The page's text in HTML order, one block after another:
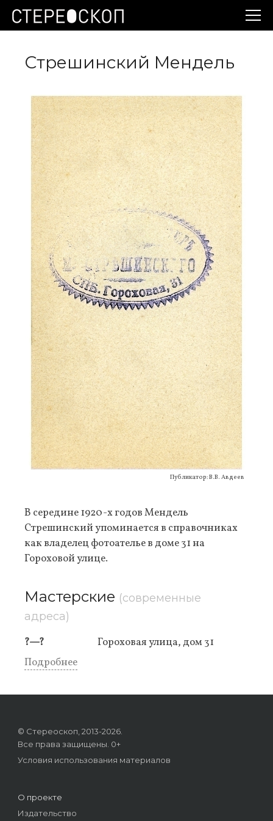
Стрешинский Мендель
Публикатор: В.В. Авдеев
В середине 1920-х годов Мендель
Стрешинский упоминается в справочниках
как владелец фотоателье в доме 31 на
Гороховой улице.
Мастерские (современные
адреса)
?—?
Гороховая улица, дом 31
Подробнее
© Стереоскоп, 2013-2026.
Все права защищены. 0+
Условия использования материалов
О проекте
Издательство